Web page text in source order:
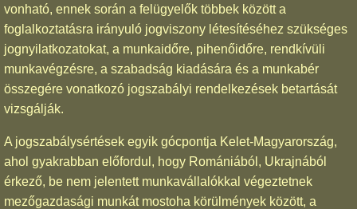
vonható, ennek során a felügyelők többek között a
foglalkoztatásra irányuló jogviszony létesítéséhez szükséges
jognyilatkozatokat, a munkaidőre, pihenőidőre, rendkívüli
munkavégzésre, a szabadság kiadására és a munkabér
összegére vonatkozó jogszabályi rendelkezések betartását
vizsgálják.
A jogszabálysértések egyik gócpontja Kelet-Magyarország,
ahol gyakrabban előfordul, hogy Romániából, Ukrajnából
érkező, be nem jelentett munkavállalókkal végeztetnek
mezőgazdasági munkát mostoha körülmények között, a